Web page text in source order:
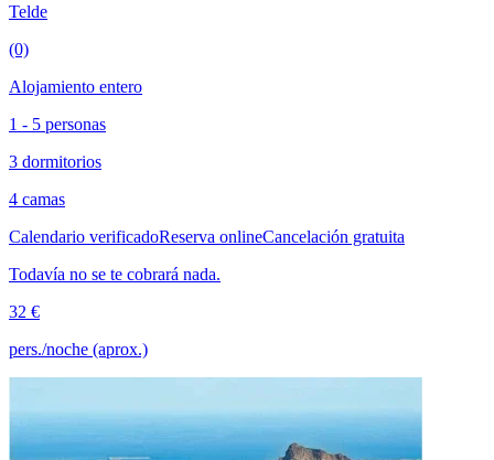
Telde
(0)
Alojamiento entero
1 - 5 personas
3 dormitorios
4 camas
Calendario verificadoReserva onlineCancelación gratuita
Todavía no se te cobrará nada.
32 €
pers./noche (aprox.)